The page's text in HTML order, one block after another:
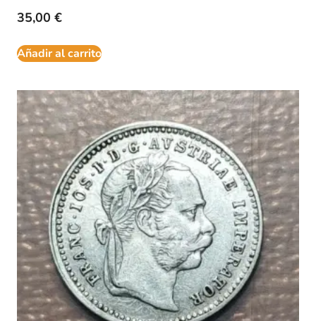
35,00 €
Añadir al carrito